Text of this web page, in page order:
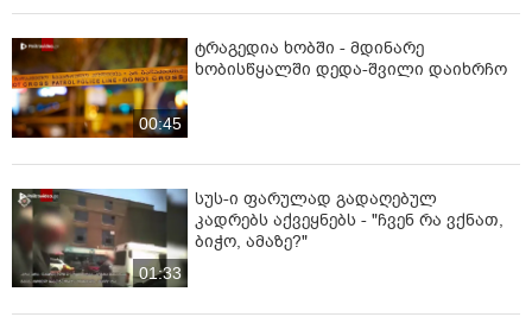
00:45
ტრაგედია ხობში - მდინარე
ხობისწყალში დედა-შვილი დაიხრჩო
01:33
სუს-ი ფარულად გადაღებულ
კადრებს აქვეყნებს - "ჩვენ რა ვქნათ,
ბიჭო, ამაზე?"